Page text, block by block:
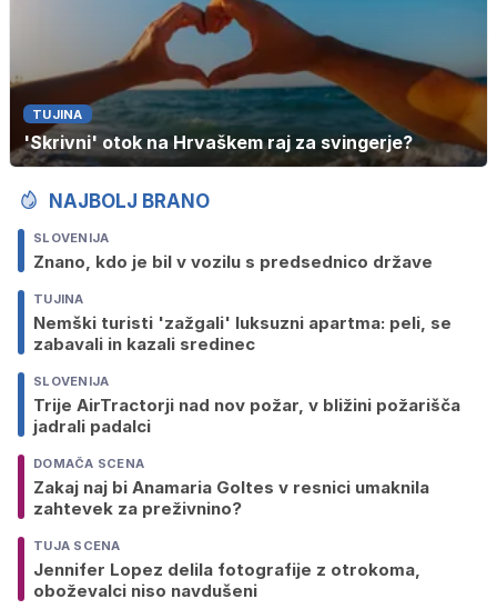
TUJINA
'Skrivni' otok na Hrvaškem raj za svingerje?
NAJBOLJ BRANO
SLOVENIJA
Znano, kdo je bil v vozilu s predsednico države
TUJINA
Nemški turisti 'zažgali' luksuzni apartma: peli, se
zabavali in kazali sredinec
SLOVENIJA
Trije AirTractorji nad nov požar, v bližini požarišča
jadrali padalci
DOMAČA SCENA
Zakaj naj bi Anamaria Goltes v resnici umaknila
zahtevek za preživnino?
TUJA SCENA
Jennifer Lopez delila fotografije z otrokoma,
oboževalci niso navdušeni